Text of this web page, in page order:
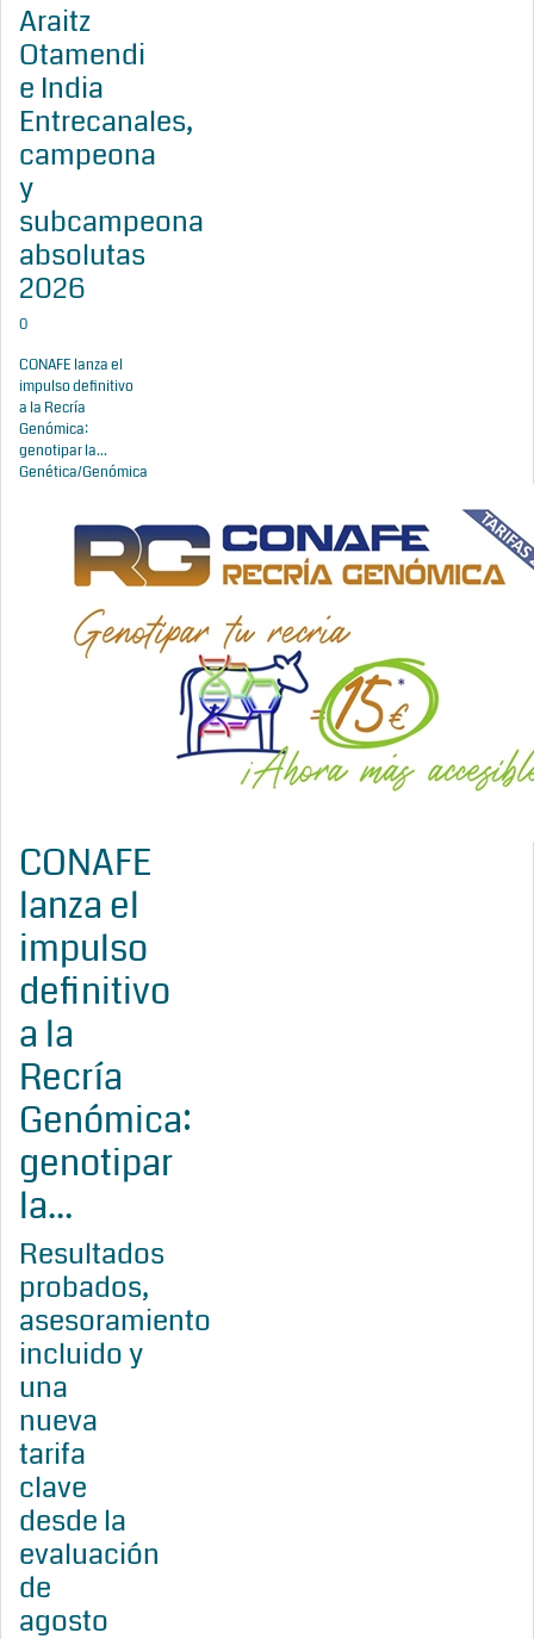
Araitz
Otamendi
e India
Entrecanales,
campeona
y
subcampeona
absolutas
2026
0
CONAFE lanza el
impulso definitivo
a la Recría
Genómica:
genotipar la...
Genética/Genómica
CONAFE
lanza el
impulso
definitivo
a la
Recría
Genómica:
genotipar
la...
Resultados
probados,
asesoramiento
incluido y
una
nueva
tarifa
clave
desde la
evaluación
de
agosto